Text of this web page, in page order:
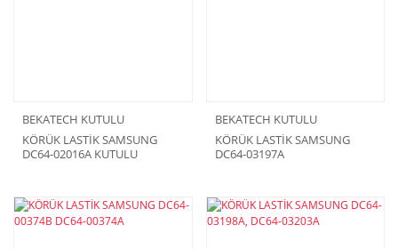
BEKATECH KUTULU
KÖRÜK LASTİK SAMSUNG
DC64-02016A KUTULU
BEKATECH KUTULU
KÖRÜK LASTİK SAMSUNG
DC64-03197A